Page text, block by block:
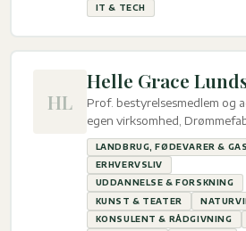
IT & TECH
HL
Helle Grace
Prof. bestyrelsesmedlem og
egen virksomhed,
LANDBRUG, FØDEVARER &
ERHVERVSLIV
UDDANNELSE & FORSKNING
KUNST & TEATER
KONSULENT & RÅDGIVNING